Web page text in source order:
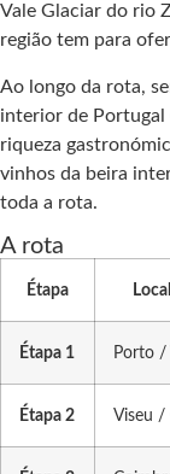
Vale Glaciar do rio
região tem para
Ao longo da rota,
interior de Portugal
riqueza
vinhos da beira
toda a rota.
A rota
Étapa
Étapa 1 Porto /
Étapa 2 Viseu /